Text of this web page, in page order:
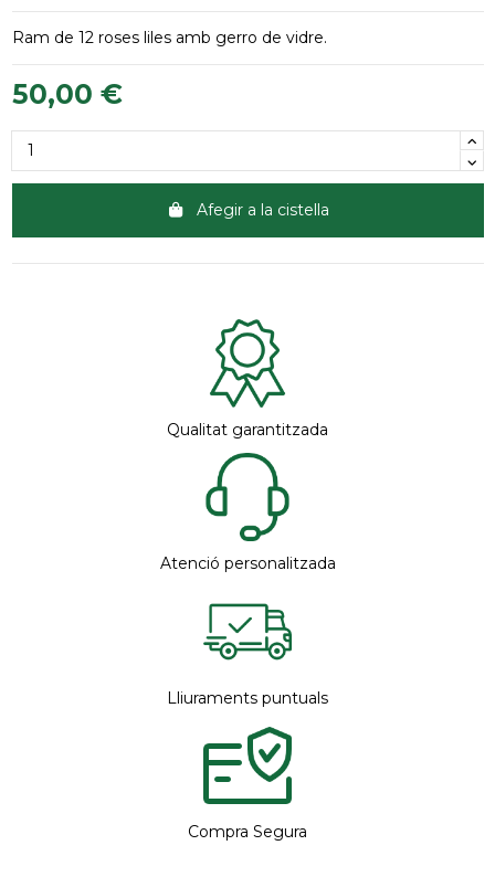
Ram de 12 roses liles amb gerro de vidre.
50,00 €
Afegir a la cistella
Qualitat garantitzada
Atenció personalitzada
Lliuraments puntuals
Compra Segura